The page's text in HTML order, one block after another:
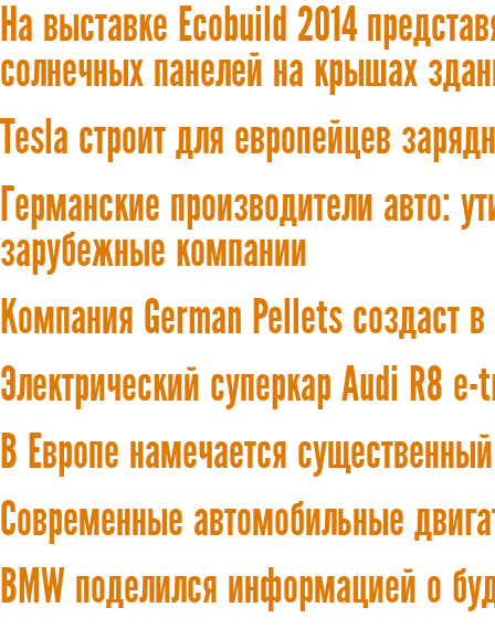
На выставке Ecobuild 2014
солнечных панелей на крышах
Tesla строит для европейцев
Германские производители авто:
зарубежные компании
Компания German Pellets создаст
Электрический суперкар Audi R8
В Европе намечается
Современные автомобильные
BMW поделился информацией о